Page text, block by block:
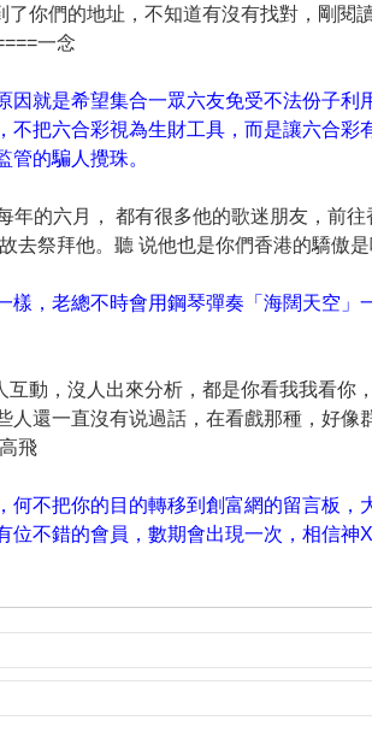
了你們的地址，不知道有沒有找對，剛閱
一念
就是希望集合一眾六友免受不法份子利
不把六合彩視為生財工具，而是讓六合彩
的騙人攪珠。
年的六月， 都有很多他的歌迷朋友，前往
去祭拜他。聽 说他也是你們香港的驕傲
，老總不時會用鋼琴彈奏「海闊天空」
互動，沒人出來分析，都是你看我我看你
人還一直沒有说過話，在看戲那種，好像
飛
不把你的目的轉移到創富網的留言板，
位不錯的會員，數期會出現一次，相信神